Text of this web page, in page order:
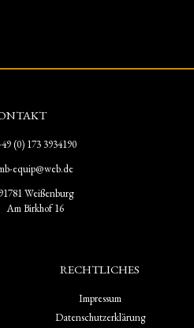
(0) 173 3934190
equip@web.de
91781 Weißenburg
Am Birkhof 16
RECHTLICHES
Impressum
Datenschutzerklärung